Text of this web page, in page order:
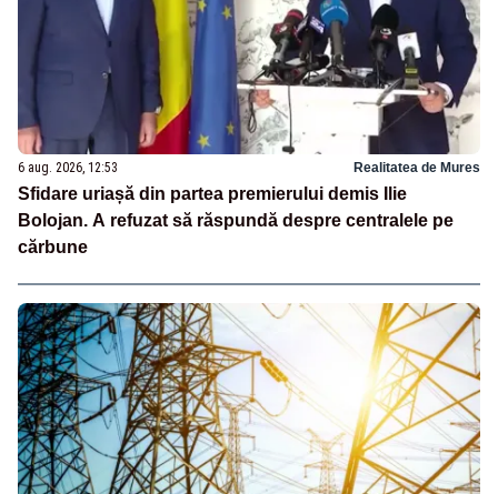
6 aug. 2026, 12:53 Realitatea de Mures
Sfidare uriașă din partea premierului demis Ilie
Bolojan. A refuzat să răspundă despre centralele pe
cărbune